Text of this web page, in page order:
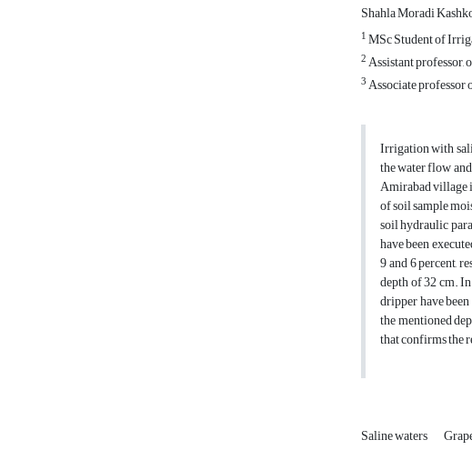
Shahla Moradi
1MSc Student of
2Assistant
3Associate
Irrigation with
the water flow
Amirabad village
of soil sample
soil hydraulic
have been
9 and 6 percent,
depth of 32 cm.
dripper have
the mentioned
that confirms the
Saline waters